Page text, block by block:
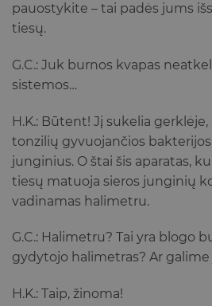
pauostykite – tai padės jums
tiesų.
G.C.: Juk burnos kvapas
sistemos…
H.K.: Būtent! Jį sukelia
tonzilių gyvuojančios
junginius. O štai šis aparatas,
tiesų matuoja sieros junginių
vadinamas halimetru.
G.C.: Halimetru? Tai yra blogo
gydytojo halimetras? Ar
H.K.: Taip, žinoma!